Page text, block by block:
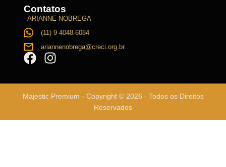
Contatos
- ARIANNE NOBREGA
(11) 9 4048-6084
ariannenobrega@creci.org.br
Majestic Premium - Copyright © 2026 - Todos os Direitos
Reservados